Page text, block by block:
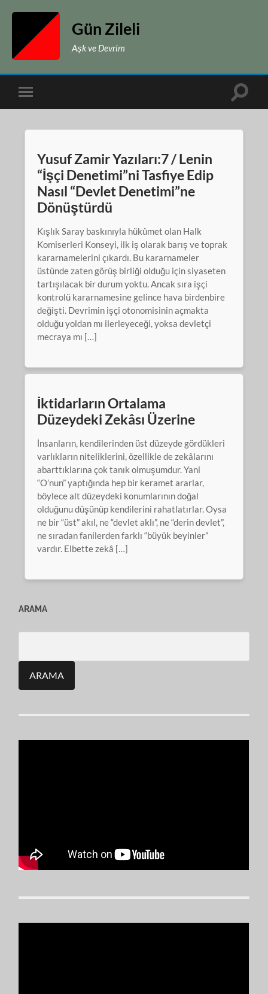
Gün Zileli
Aşk ve Devrim
Toggle
mobile
Toggle
Yusuf Zamir Yazıları:7 / Lenin
“İşçi Denetimi”ni Tasfiye Edip
Nasıl “Devlet Denetimi”ne
Dönüştürdü
Kışlık Saray baskınıyla hükûmet olan Halk
Komiserleri Konseyi, ilk iş olarak barış ve toprak
kararnamelerini çıkardı. Bu kararnameler
üstünde zaten görüş birliği olduğu için siyaseten
tartışılacak bir durum yoktu. Ancak sıra işçi
kontrolü kararnamesine gelince hava birdenbire
değişti. Devrimin işçi otonomisinin açmakta
olduğu yoldan mı ilerleyeceği, yoksa devletçi
mecraya mı […]
İktidarların Ortalama
Düzeydeki Zekâsı Üzerine
İnsanların, kendilerinden üst düzeyde gördükleri
varlıkların niteliklerini, özellikle de zekâlarını
abarttıklarına çok tanık olmuşumdur. Yani
“O’nun” yaptığında hep bir keramet ararlar,
böylece alt düzeydeki konumlarının doğal
olduğunu düşünüp kendilerini rahatlatırlar. Oysa
ne bir “üst” akıl, ne “devlet aklı”, ne “derin devlet”,
ne sıradan fanilerden farklı “büyük beyinler”
vardır. Elbette zekâ […]
ARAMA